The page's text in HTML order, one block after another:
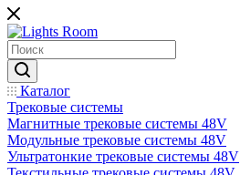
Каталог
Трековые системы
Магнитные трековые системы 48V
Модульные трековые системы 48V
Ультратонкие трековые системы 48V